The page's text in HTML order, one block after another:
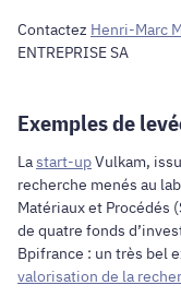
Contactez Henri-Marc
ENTREPRISE SA
Exemples de
Lastart-upVulkam,
recherche menés au
Matériaux et Procédés
de quatre fonds
Bpifrance : un très bel
valorisation de la